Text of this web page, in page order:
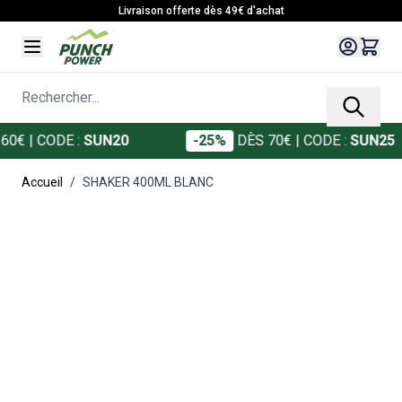
Livraison offerte dès 49€ d'achat
Rechercher...
| CODE :SUN20 -25% DÈS 70€| CODE :SUN25
Accueil / SHAKER 400ML BLANC